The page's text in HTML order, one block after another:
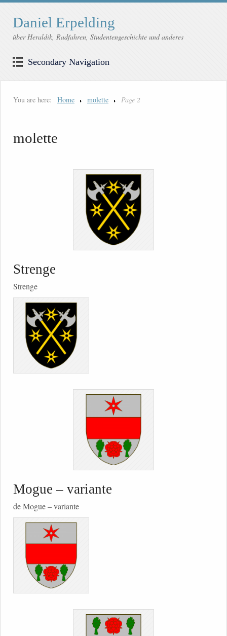
Daniel Erpelding
über Heraldik, Radfahren, Studentengeschichte und anderes
Secondary Navigation
You are here: Home molette Page 2
molette
Strenge
Strenge
Mogue – variante
de Mogue – variante